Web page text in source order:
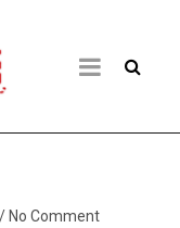
No Comment